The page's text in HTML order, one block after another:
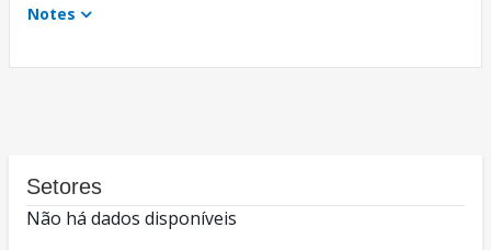
Notes
Setores
Não há dados disponíveis